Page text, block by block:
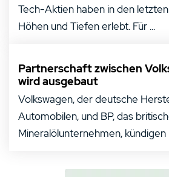
Tech-Aktien haben in den
Höhen und Tiefen erlebt. Für ...
Partnerschaft zwischen
wird ausgebaut
Volkswagen, der deutsche
Automobilen, und BP, das
Mineralölunternehmen, kündigen